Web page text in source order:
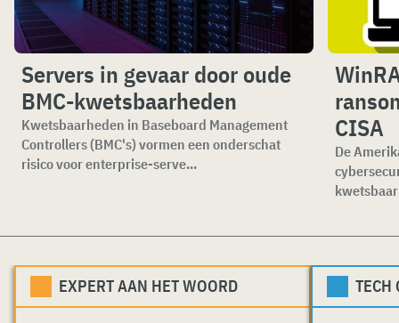
Servers in gevaar door oude
BMC-kwetsbaarheden
Kwetsbaarheden in Baseboard Management
Controllers (BMC's) vormen een onderschat
risico voor enterprise-serve...
CISA
De
EXPERT AAN HET WOORD TECH